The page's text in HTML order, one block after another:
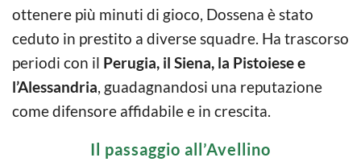
ottenere più minuti di gioco, Dossena è stato
ceduto in prestito a diverse squadre. Ha trascorso
periodi con il Perugia, il Siena, la Pistoiese e
l’Alessandria, guadagnandosi una reputazione
come difensore affidabile e in crescita.
Il passaggio all’Avellino